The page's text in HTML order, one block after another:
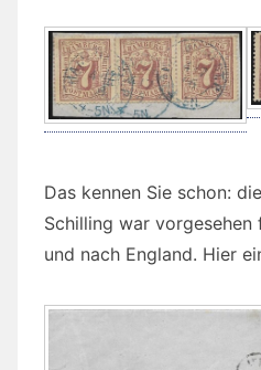
Das kennen Sie schon:
Schilling war
und nach England. Hier